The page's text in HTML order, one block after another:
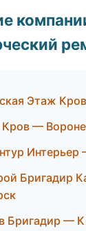
Этаж
Кров —
Интерьер
Бригадир
Бригадир —